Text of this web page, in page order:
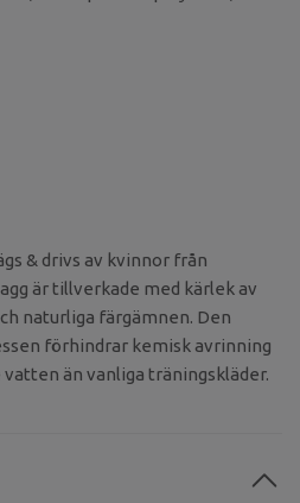
& drivs av kvinnor från
är tillverkade med kärlek av
naturliga färgämnen. Den
förhindrar kemisk avrinning
än vanliga träningskläder.